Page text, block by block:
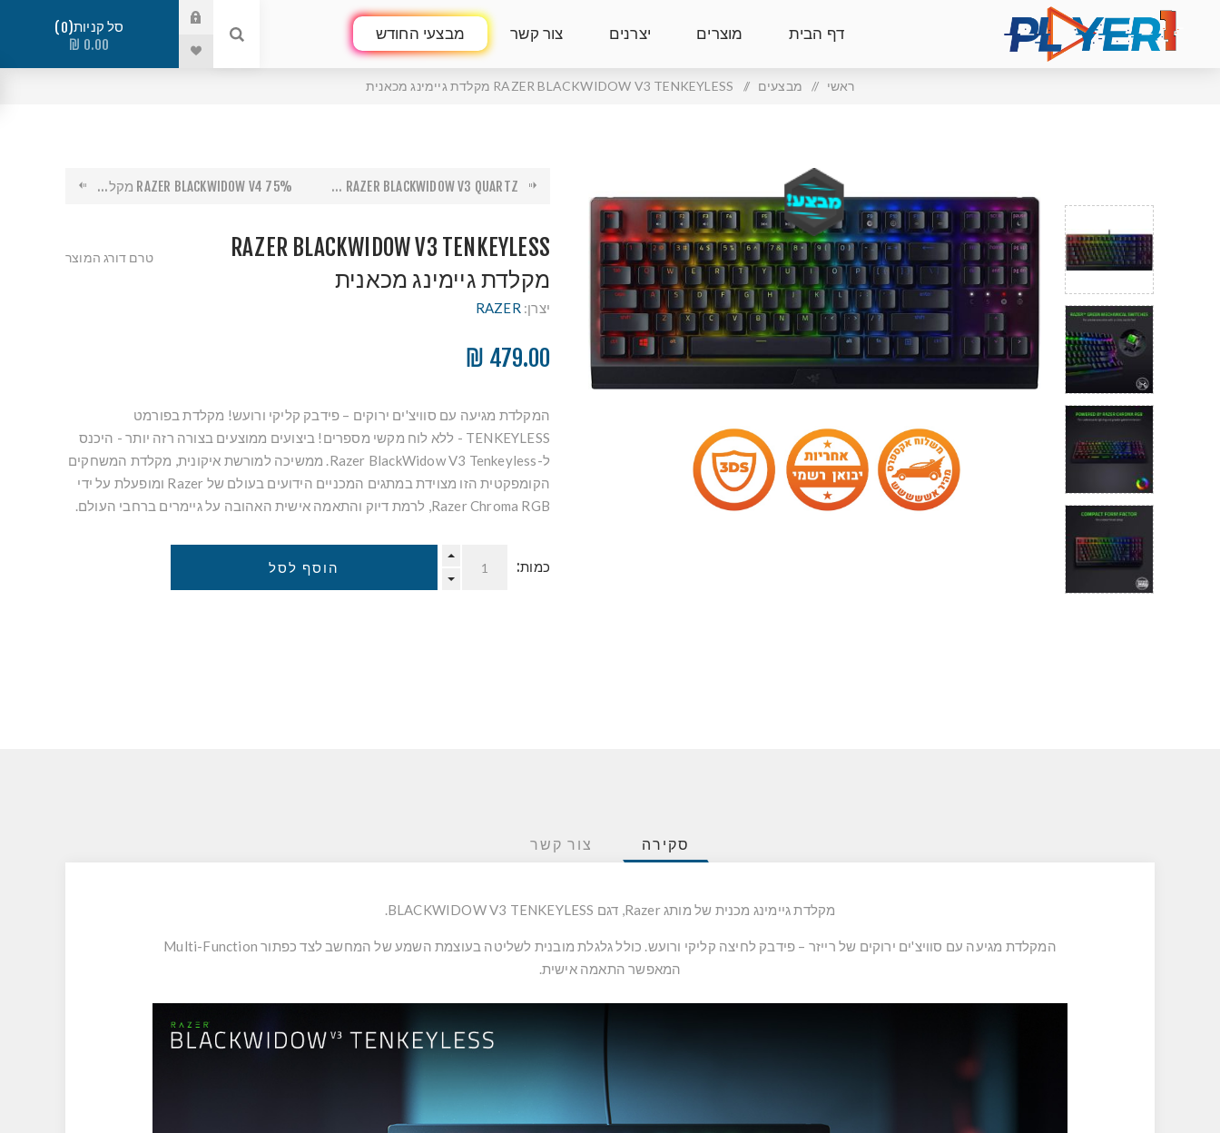
דף הבית מוצרים יצרנים צור קשר מבצעי החודש סל קניות 0
0.00 ₪
ראשי / מבצעים / RAZER BLACKWIDOW V3 TENKEYLESS מקלדת גיימינג מכאנית
RAZER BLACKWIDOW V3 QUARTZ ... RAZER BLACKWIDOW V4 75% מקל...
RAZER BLACKWIDOW V3 TENKEYLESS
מקלדת גיימינג מכאנית
יצרן: RAZER
טרם דורג המוצר
479.00 ₪
המקלדת מגיעה עם סוויצ'ים ירוקים – פידבק קליקי ורועש! מקלדת בפורמט
TENKEYLESS - ללא לוח מקשי מספרים! ביצועים ממוצעים בצורה רזה יותר - היכנס
ל-Razer BlackWidow V3 Tenkeyless. ממשיכה למורשת איקונית, מקלדת המשחקים
הקומפקטית הזו מצוידת במתגים המכניים הידועים בעולם של Razer ומופעלת על ידי
Razer Chroma RGB, לרמת דיוק והתאמה אישית האהובה על גיימרים ברחבי העולם.
כמות: הוסף לסל
סקירה צור קשר
מקלדת גיימינג מכנית של מותג Razer, דגם BLACKWIDOW V3 TENKEYLESS.
המקלדת מגיעה עם סוויצ'ים ירוקים של רייזר – פידבק לחיצה קליקי ורועש. כולל גלגלת מובנית לשליטה בעוצמת השמע של המחשב לצד כפתור Multi-Function
המאפשר התאמה אישית.